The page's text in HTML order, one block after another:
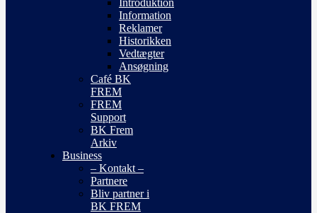
Introduktion
Information
Reklamer
Historikken
Vedtægter
Ansøgning
Café BK
FREM
FREM
Support
BK Frem
Arkiv
Business
– Kontakt –
Partnere
Bliv partner i
BK FREM